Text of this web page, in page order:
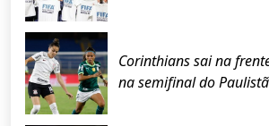
Corinthians sai na
na semifinal do